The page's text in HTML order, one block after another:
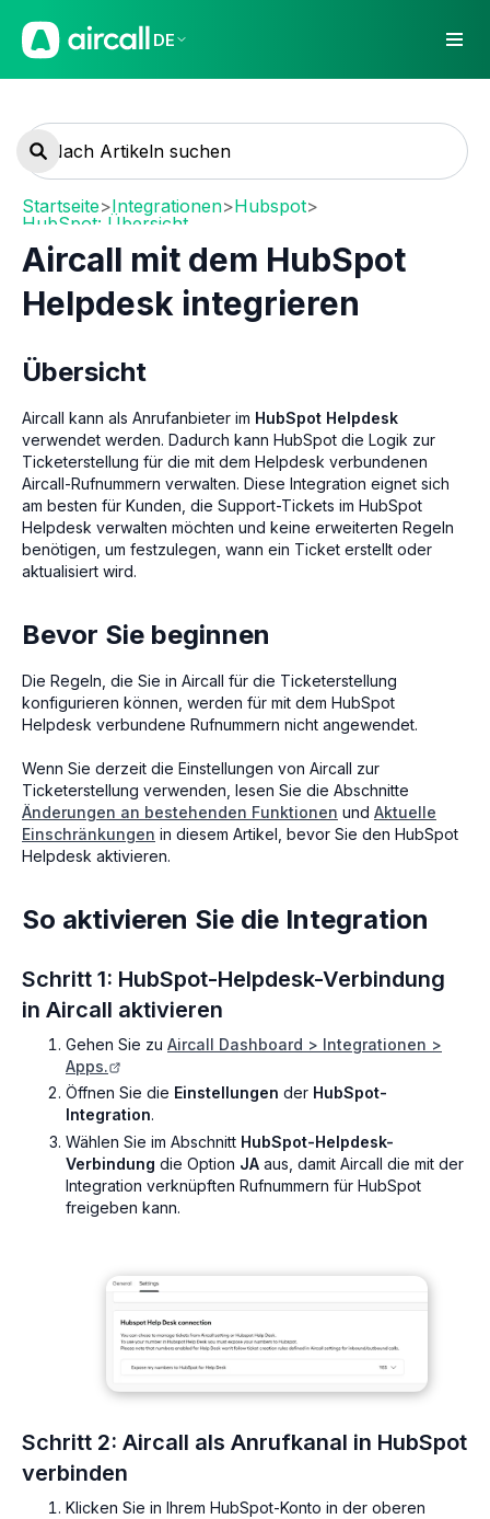
DE
Startseite>Integrationen>Hubspot>
HubSpot: Übersicht
Aircall mit dem HubSpot
Helpdesk integrieren
Übersicht
Aircall kann als Anrufanbieter im HubSpot Helpdesk
verwendet werden. Dadurch kann HubSpot die Logik zur
Ticketerstellung für die mit dem Helpdesk verbundenen
Aircall-Rufnummern verwalten. Diese Integration eignet sich
am besten für Kunden, die Support-Tickets im HubSpot
Helpdesk verwalten möchten und keine erweiterten Regeln
benötigen, um festzulegen, wann ein Ticket erstellt oder
aktualisiert wird.
Bevor Sie beginnen
Die Regeln, die Sie in Aircall für die Ticketerstellung
konfigurieren können, werden für mit dem HubSpot
Helpdesk verbundene Rufnummern nicht angewendet.
Wenn Sie derzeit die Einstellungen von Aircall zur
Ticketerstellung verwenden, lesen Sie die Abschnitte
Änderungen an bestehenden Funktionen und Aktuelle
Einschränkungen in diesem Artikel, bevor Sie den HubSpot
Helpdesk aktivieren.
So aktivieren Sie die Integration
Schritt 1: HubSpot-Helpdesk-Verbindung
in Aircall aktivieren
Gehen Sie zu Aircall Dashboard > Integrationen >
Apps.
Öffnen Sie die Einstellungen der HubSpot-
Integration.
Wählen Sie im Abschnitt HubSpot-Helpdesk-
Verbindung die Option JA aus, damit Aircall die mit der
Integration verknüpften Rufnummern für HubSpot
freigeben kann.
Schritt 2: Aircall als Anrufkanal in HubSpot
verbinden
Klicken Sie in Ihrem HubSpot-Konto in der oberen